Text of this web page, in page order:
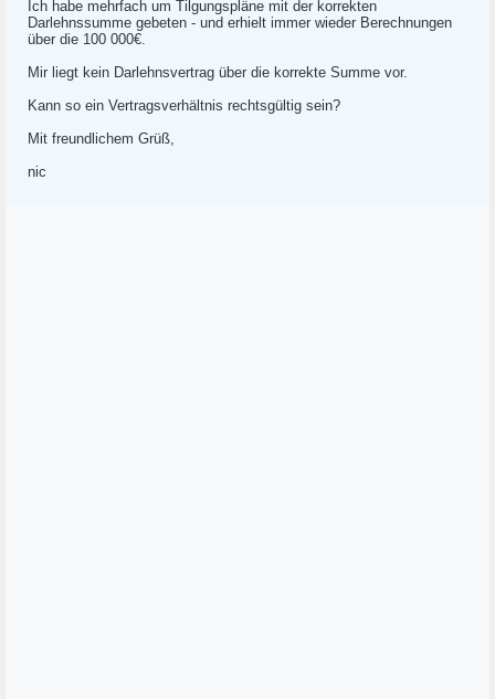
Ich habe mehrfach um Tilgungspläne mit der korrekten
Darlehnssumme gebeten - und erhielt immer wieder Berechnungen
über die 100 000€.
Mir liegt kein Darlehnsvertrag über die korrekte Summe vor.
Kann so ein Vertragsverhältnis rechtsgültig sein?
Mit freundlichem Grüß,
nic